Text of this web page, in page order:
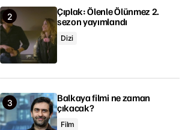
Çıplak: Ölenle Ölünmez 2.
sezon yayımlandı
Dizi
Balkaya filmi ne zaman
çıkacak?
Film